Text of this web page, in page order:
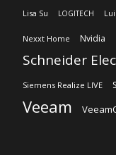
Lisa Su LOGITECH
Nexxt Home Nvidia
Schneider
Siemens Realize LIVE
Veeam